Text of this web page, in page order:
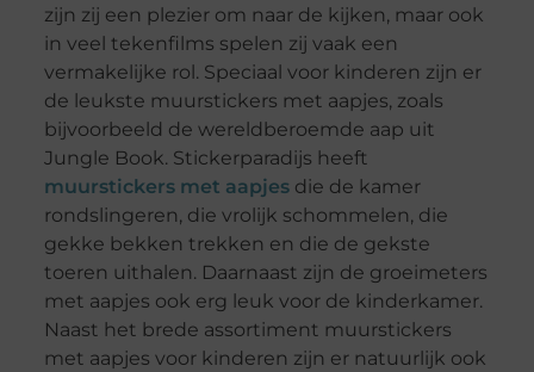
zijn zij een plezier om naar de kijken, maar ook
in veel tekenfilms spelen zij vaak een
vermakelijke rol. Speciaal voor kinderen zijn er
de leukste muurstickers met aapjes, zoals
bijvoorbeeld de wereldberoemde aap uit
Jungle Book. Stickerparadijs heeft
muurstickers met aapjesdie de kamer
rondslingeren, die vrolijk schommelen, die
gekke bekken trekken en die de gekste
toeren uithalen. Daarnaast zijn de groeimeters
met aapjes ook erg leuk voor de kinderkamer.
Naast het brede assortiment muurstickers
met aapjes voor kinderen zijn er natuurlijk ook